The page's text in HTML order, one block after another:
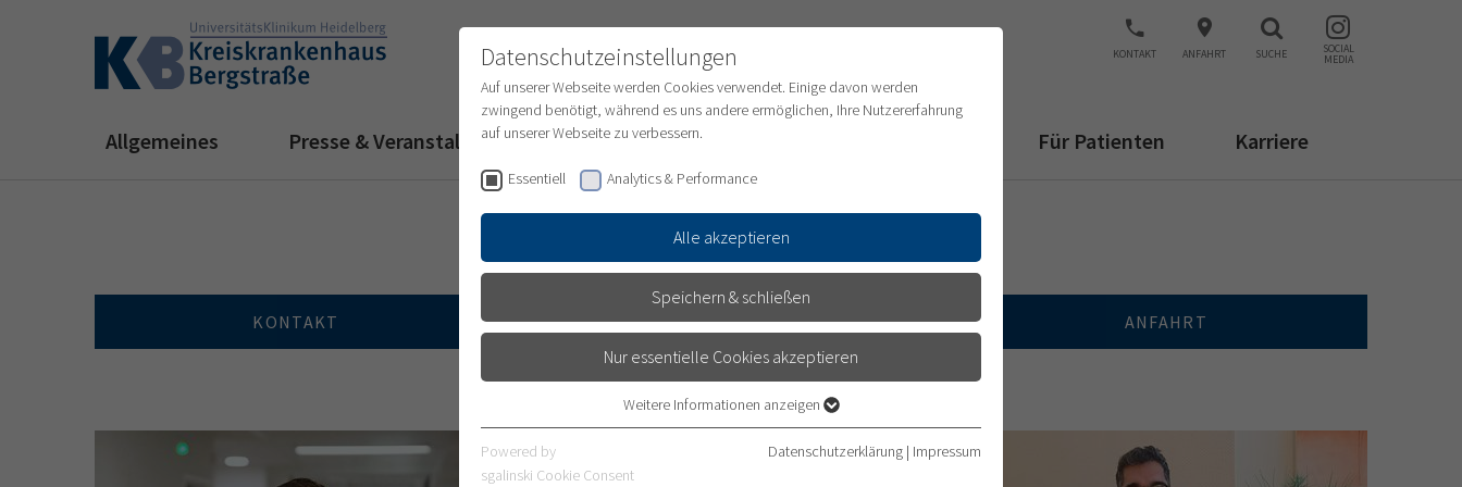
KONTAKT ANFAHRT SUCHE SOCIAL
MEDIA
Allgemeines Presse & Veranstaltungen Medizinische Abteilungen Für Patienten Karriere
KONTAKT DIREKT BEWERBEN ANFAHRT
Datenschutzeinstellungen
Auf unserer Webseite werden Cookies verwendet. Einige davon werden
zwingend benötigt, während es uns andere ermöglichen, Ihre Nutzererfahrung
auf unserer Webseite zu verbessern.
Essentiell Analytics & Performance
Alle akzeptieren
Speichern & schließen
Nur essentielle Cookies akzeptieren
Essentielle Cookies werden für grundlegende Funktionen der Webseite
benötigt. Dadurch ist gewährleistet, dass die Webseite einwandfrei
Weitere Informationen anzeigen
Powered by
sgalinski Cookie Consent
Datenschutzerklärung | Impressum